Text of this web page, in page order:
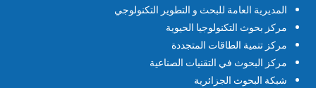
المديرية العامة للبحث و التطوير التكنولوجي
مركز بحوث التكنولوجيا الحيوية
مركز تنمية الطاقات المتجددة
مركز البحوث في التقنيات الصناعية
شبكة البحوث الجزائرية